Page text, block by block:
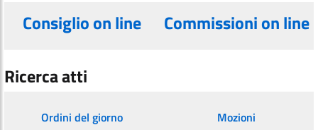
Consiglio on line Commissioni on line
Ricerca atti
Ordini del giorno Mozioni